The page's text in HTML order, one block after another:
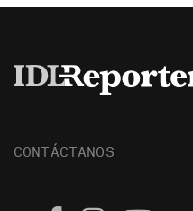
CONTÁCTANOS